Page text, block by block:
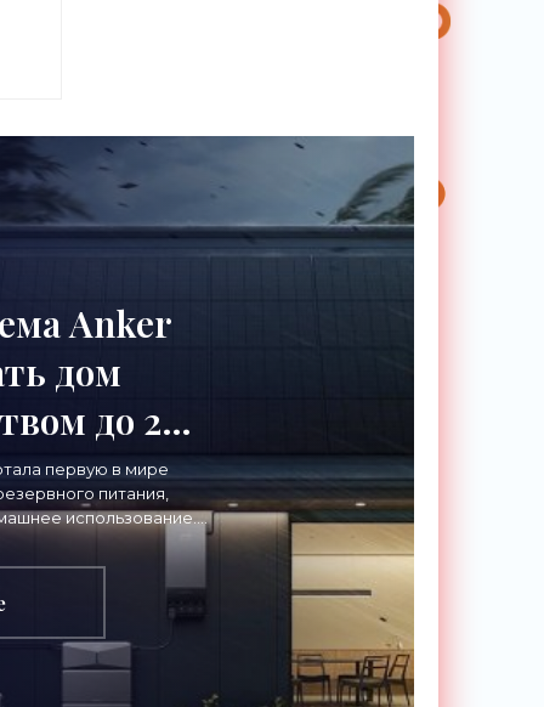
Anker
дом
до 2
первую в мире
питания,
использование.
полностью избавить